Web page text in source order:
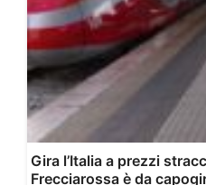
Gira l’Italia a prezzi
Frecciarossa è da